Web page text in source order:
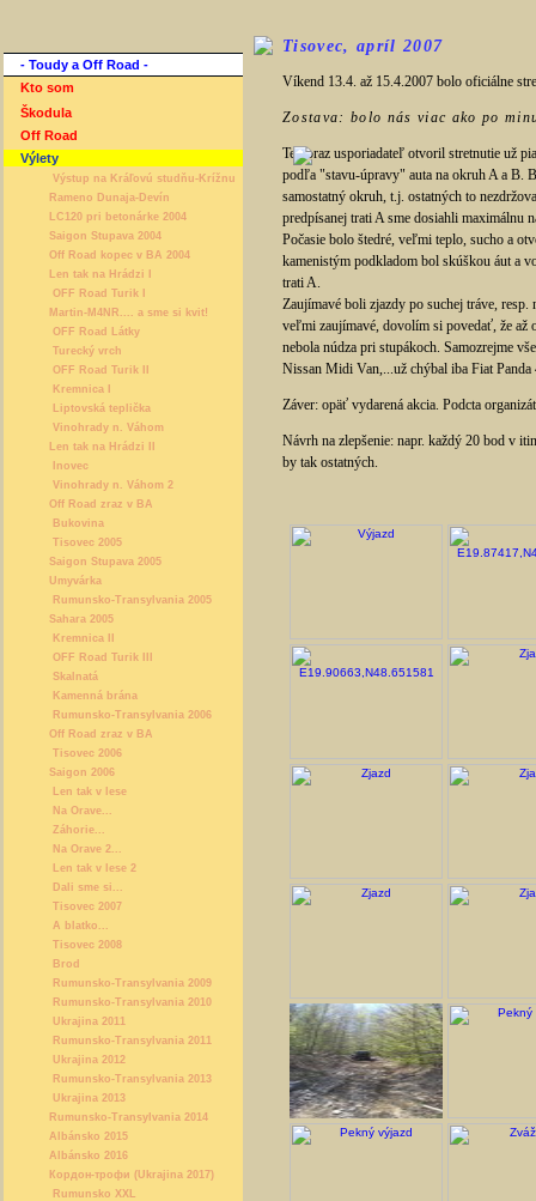
- Toudy a Off Road -
Kto som
Škodula
Off Road
Výlety
Výstup na Kráľovú studňu-Krížnu
Rameno Dunaja-Devín
LC120 pri betonárke 2004
Saigon Stupava 2004
Off Road kopec v BA 2004
Len tak na Hrádzi I
OFF Road Turik I
Martin-M4NR.... a sme si kvit!
OFF Road Látky
Turecký vrch
OFF Road Turik II
Kremnica I
Liptovská teplička
Vinohrady n. Váhom
Len tak na Hrádzi II
Inovec
Vinohrady n. Váhom 2
Off Road zraz v BA
Bukovina
Tisovec 2005
Saigon Stupava 2005
Umyvárka
Rumunsko-Transylvania 2005
Sahara 2005
Kremnica II
OFF Road Turik III
Skalnatá
Kamenná brána
Rumunsko-Transylvania 2006
Off Road zraz v BA
Tisovec 2006
Saigon 2006
Len tak v lese
Na Orave...
Záhorie...
Na Orave 2...
Len tak v lese 2
Dali sme si...
Tisovec 2007
A blatko...
Tisovec 2008
Brod
Rumunsko-Transylvania 2009
Rumunsko-Transylvania 2010
Ukrajina 2011
Rumunsko-Transylvania 2011
Ukrajina 2012
Rumunsko-Transylvania 2013
Ukrajina 2013
Rumunsko-Transylvania 2014
Albánsko 2015
Albánsko 2016
Кордон-трофи (Ukrajina 2017)
Rumunsko XXL
Tisovec, apríl 2007
Víkend 13.4. až 15.4.2007 bolo oficiálne
Zostava: bolo nás viac ako po
Tentoraz usporiadateľ otvoril stretnutie už
podľa "stavu-úpravy" auta na okruh A a B.
samostatný okruh, t.j. ostatných to
predpísanej trati A sme dosiahli maximálnu
Počasie bolo štedré, veľmi teplo, sucho a
kamenistým podkladom bol skúškou áut a
trati A.
Zaujímavé boli zjazdy po suchej tráve,
veľmi zaujímavé, dovolím si povedať, že až
nebola núdza pri stupákoch. Samozrejme
Nissan Midi Van,...už chýbal iba Fiat
Záver: opäť vydarená akcia. Podcta
Návrh na zlepšenie: napr. každý 20 bod v
by tak ostatných.